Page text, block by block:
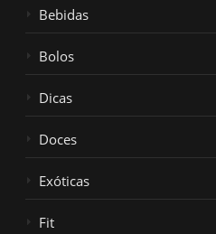
Bebidas
Bolos
Dicas
Doces
Exóticas
Fit